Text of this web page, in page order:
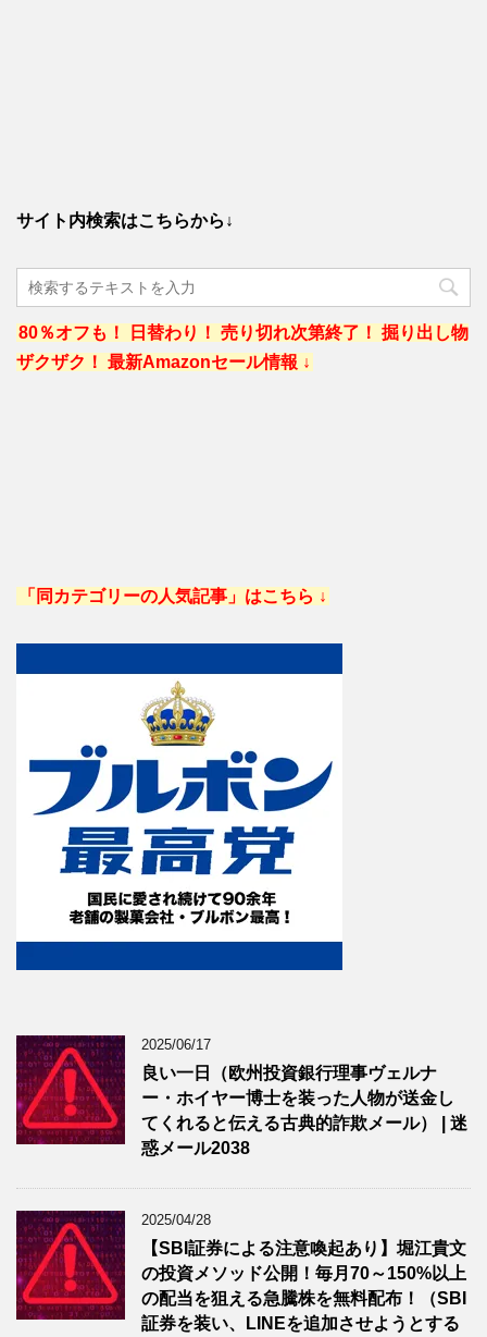
サイト内検索はこちらから↓
80％オフも！ 日替わり！ 売り切れ次第終了！ 掘り出し物
ザクザク！ 最新Amazonセール情報 ↓
「同カテゴリーの人気記事」はこちら ↓
2025/06/17
良い一日（欧州投資銀行理事ヴェルナ
ー・ホイヤー博士を装った人物が送金し
てくれると伝える古典的詐欺メール） | 迷
惑メール2038
2025/04/28
【SBI証券による注意喚起あり】堀江貴文
の投資メソッド公開！毎月70～150%以上
の配当を狙える急騰株を無料配布！（SBI
証券を装い、LINEを追加させようとする